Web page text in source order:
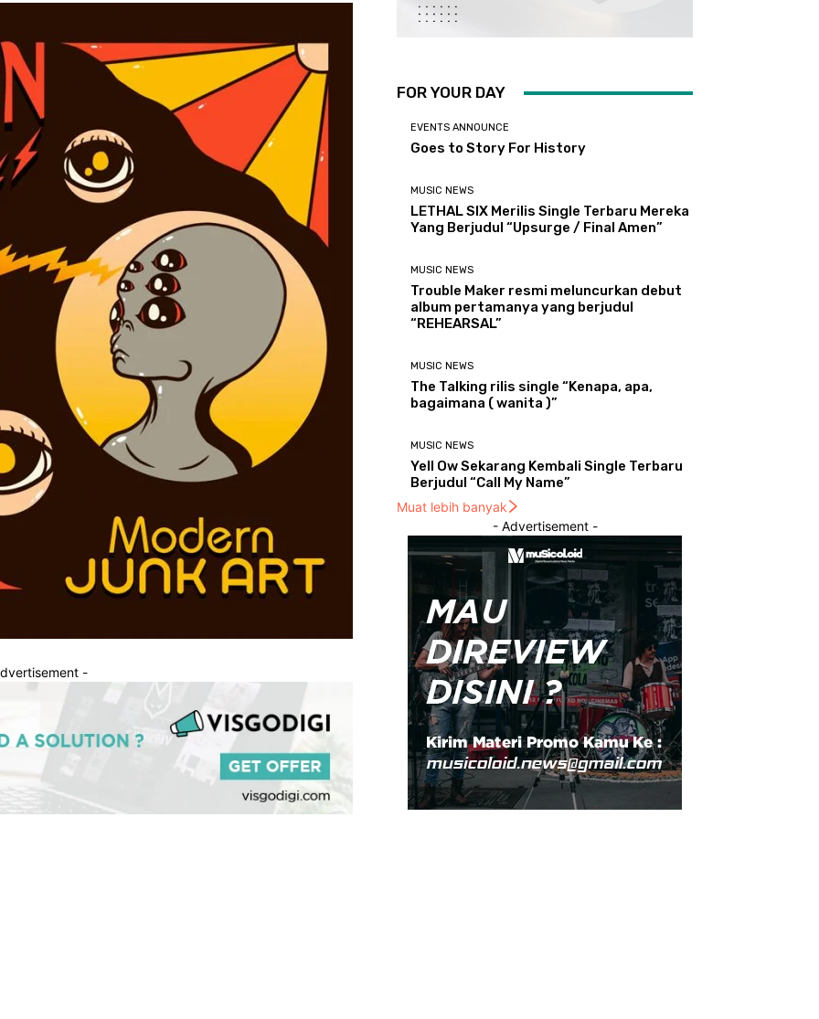
-
FOR YOUR DAY
EVENTS ANNOUNCE
Goes to Story For History
MUSIC NEWS
LETHAL SIX Merilis Single Terbaru Mereka
Yang Berjudul “Upsurge / Final Amen”
MUSIC NEWS
Trouble Maker resmi meluncurkan debut
album pertamanya yang berjudul
“REHEARSAL”
MUSIC NEWS
The Talking rilis single “Kenapa, apa,
bagaimana ( wanita )”
MUSIC NEWS
Yell Ow Sekarang Kembali Single Terbaru
Berjudul “Call My Name”
Muat lebih banyak
- Advertisement -